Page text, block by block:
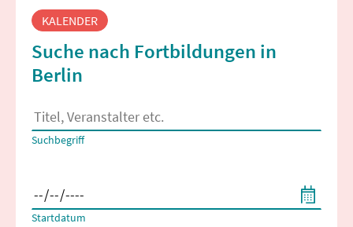
KALENDER
Suche nach Fortbildungen in
Berlin
Es erscheinen Suchvorschläge, wenn mindestens 2 Zeichen
Suchbegriff
Startdatum